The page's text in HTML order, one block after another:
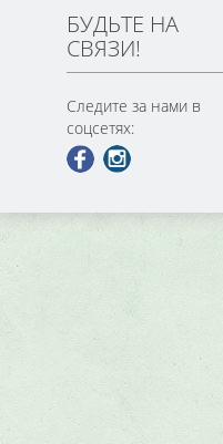
БУДЬТЕ НА
СВЯЗИ!
Следите за нами в
соцсетях: